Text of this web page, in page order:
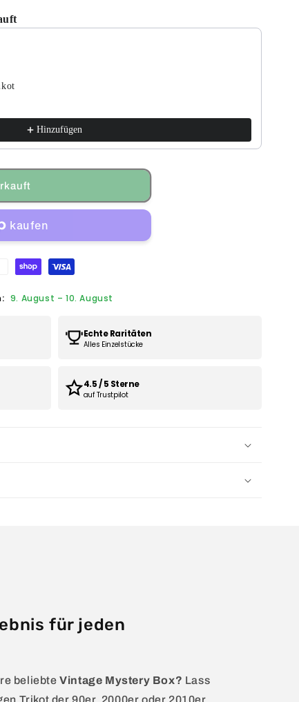
to navigate through product recommendations, or scroll
Hinzufügen
9. August –10. August
Echte Raritäten
Alles Einzelstücke
4.5 / 5 Sterne
auf Trustpilot
für jeden
beliebteVintage Mystery Box? Lass
Trikot der 90er, 2000er oder 2010er